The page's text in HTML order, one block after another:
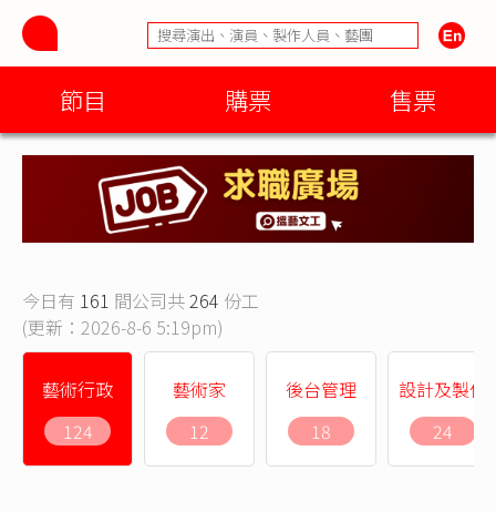
節目 購票 售票
今日有 161 間公司共264 份工
(更新：2026-8-6 5:19pm)
藝術行政
124
藝術家
12
後台管理
18
設計及製作
24